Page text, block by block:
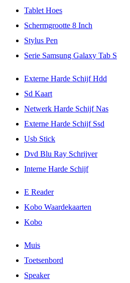
Tablet Hoes
Schermgrootte 8 Inch
Stylus Pen
Serie Samsung Galaxy Tab S
Externe Harde Schijf Hdd
Sd Kaart
Netwerk Harde Schijf Nas
Externe Harde Schijf Ssd
Usb Stick
Dvd Blu Ray Schrijver
Interne Harde Schijf
E Reader
Kobo Waardekaarten
Kobo
Muis
Toetsenbord
Speaker